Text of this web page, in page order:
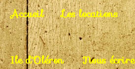
Accueil Les locations
Ile d'Oléron Nous écrire